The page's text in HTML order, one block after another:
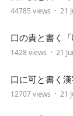
44785 views 21
口の責と書く
1428 views 21
口に可と書く
12707 views 21